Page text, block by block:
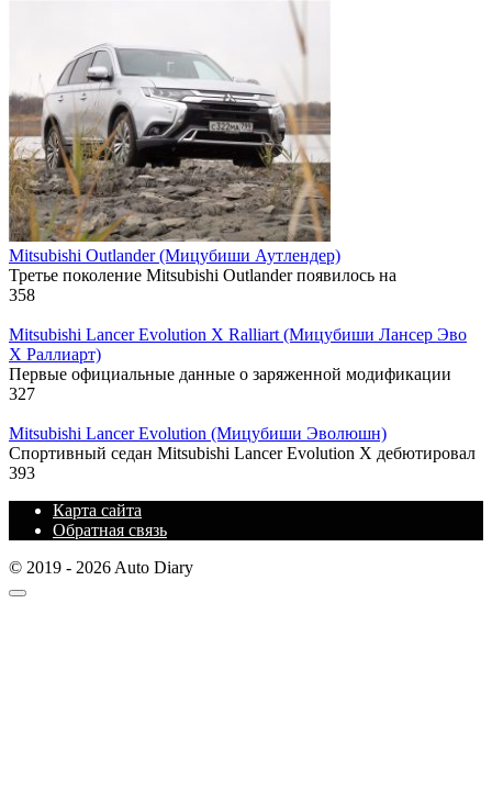
Mitsubishi Outlander (Мицубиши Аутлендер)
Третье поколение Mitsubishi Outlander появилось на
358
Mitsubishi Lancer Evolution X Ralliart (Мицубиши Лансер Эво
Х Раллиарт)
Первые официальные данные о заряженной модификации
327
Mitsubishi Lancer Evolution (Мицубиши Эволюшн)
Спортивный седан Mitsubishi Lancer Evolution X дебютировал
393
Карта сайта
Обратная связь
© 2019 - 2026 Auto Diary